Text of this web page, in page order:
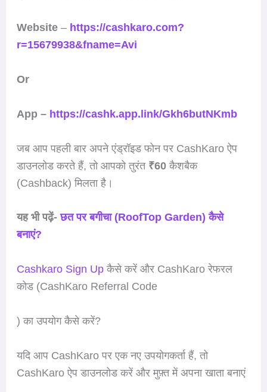
Website – https://cashkaro.com?
r=15679938&fname=Avi
Or
App – https://cashk.app.link/Gkh6butNKmb
जब आप पहली बार अपने एंड्रॉइड फोन पर CashKaro ऐप
डाउनलोड करते हैं, तो आपको तुरंत₹60कैशबैक
(Cashback) मिलता है।
यह भी पढ़ें- छत पर बगीचा (RoofTop Garden) कैसे
बनाएं?
Cashkaro Sign Upकैसे करें और CashKaro रेफरल
कोड (CashKaro Referral Code
) का उपयोग कैसे करें?
यदि आप CashKaro पर एक नए उपयोगकर्ता हैं, तो
CashKaro ऐप डाउनलोड करें और मुफ़्त में अपना खाता बनाएं